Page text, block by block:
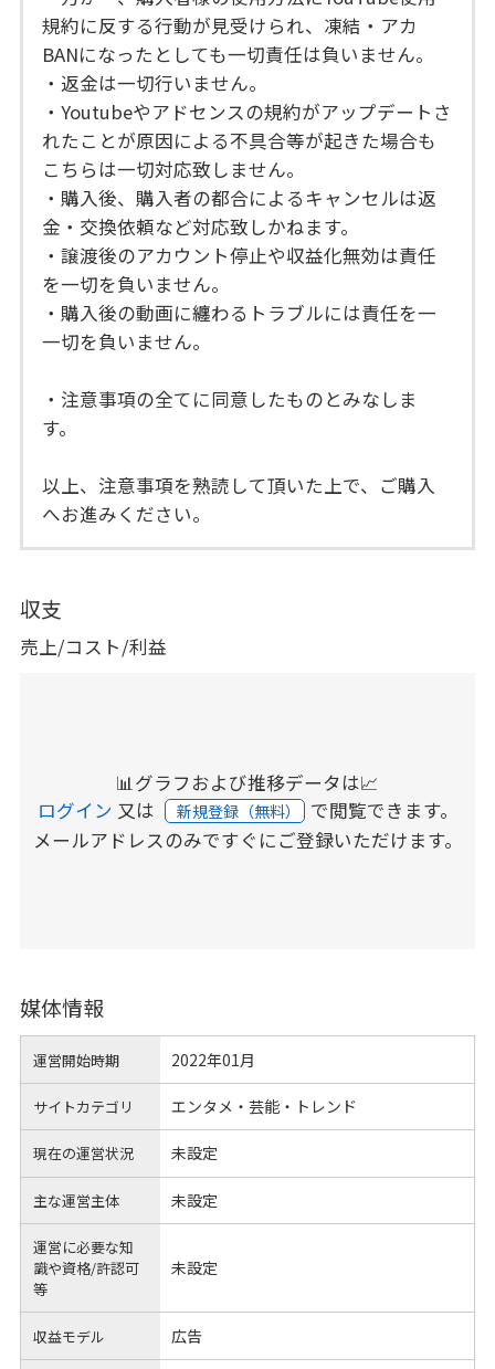
規約に反する行動が見受けられ、凍結・アカ
BANになったとしても一切責任は負いません。
・返金は一切行いません。
・Youtubeやアドセンスの規約がアップデートさ
れたことが原因による不具合等が起きた場合も
こちらは一切対応致しません。
・購入後、購入者の都合によるキャンセルは返
金・交換依頼など対応致しかねます。
・譲渡後のアカウント停止や収益化無効は責任
を一切を負いません。
・購入後の動画に纏わるトラブルには責任を一
一切を負いません。
・注意事項の全てに同意したものとみなしま
す。
以上、注意事項を熟読して頂いた上で、ご購入
へお進みください。
収支
売上/コスト/利益
📊グラフおよび推移データは📈
ログイン 又は 新規登録（無料） で閲覧できます。
メールアドレスのみですぐにご登録いただけます。
媒体情報
運営開始時期 2022年01月
サイトカテゴリ エンタメ・芸能・トレンド
現在の運営状況 未設定
主な運営主体 未設定
運営に必要な知
識や資格/許認可
等
未設定
収益モデル 広告